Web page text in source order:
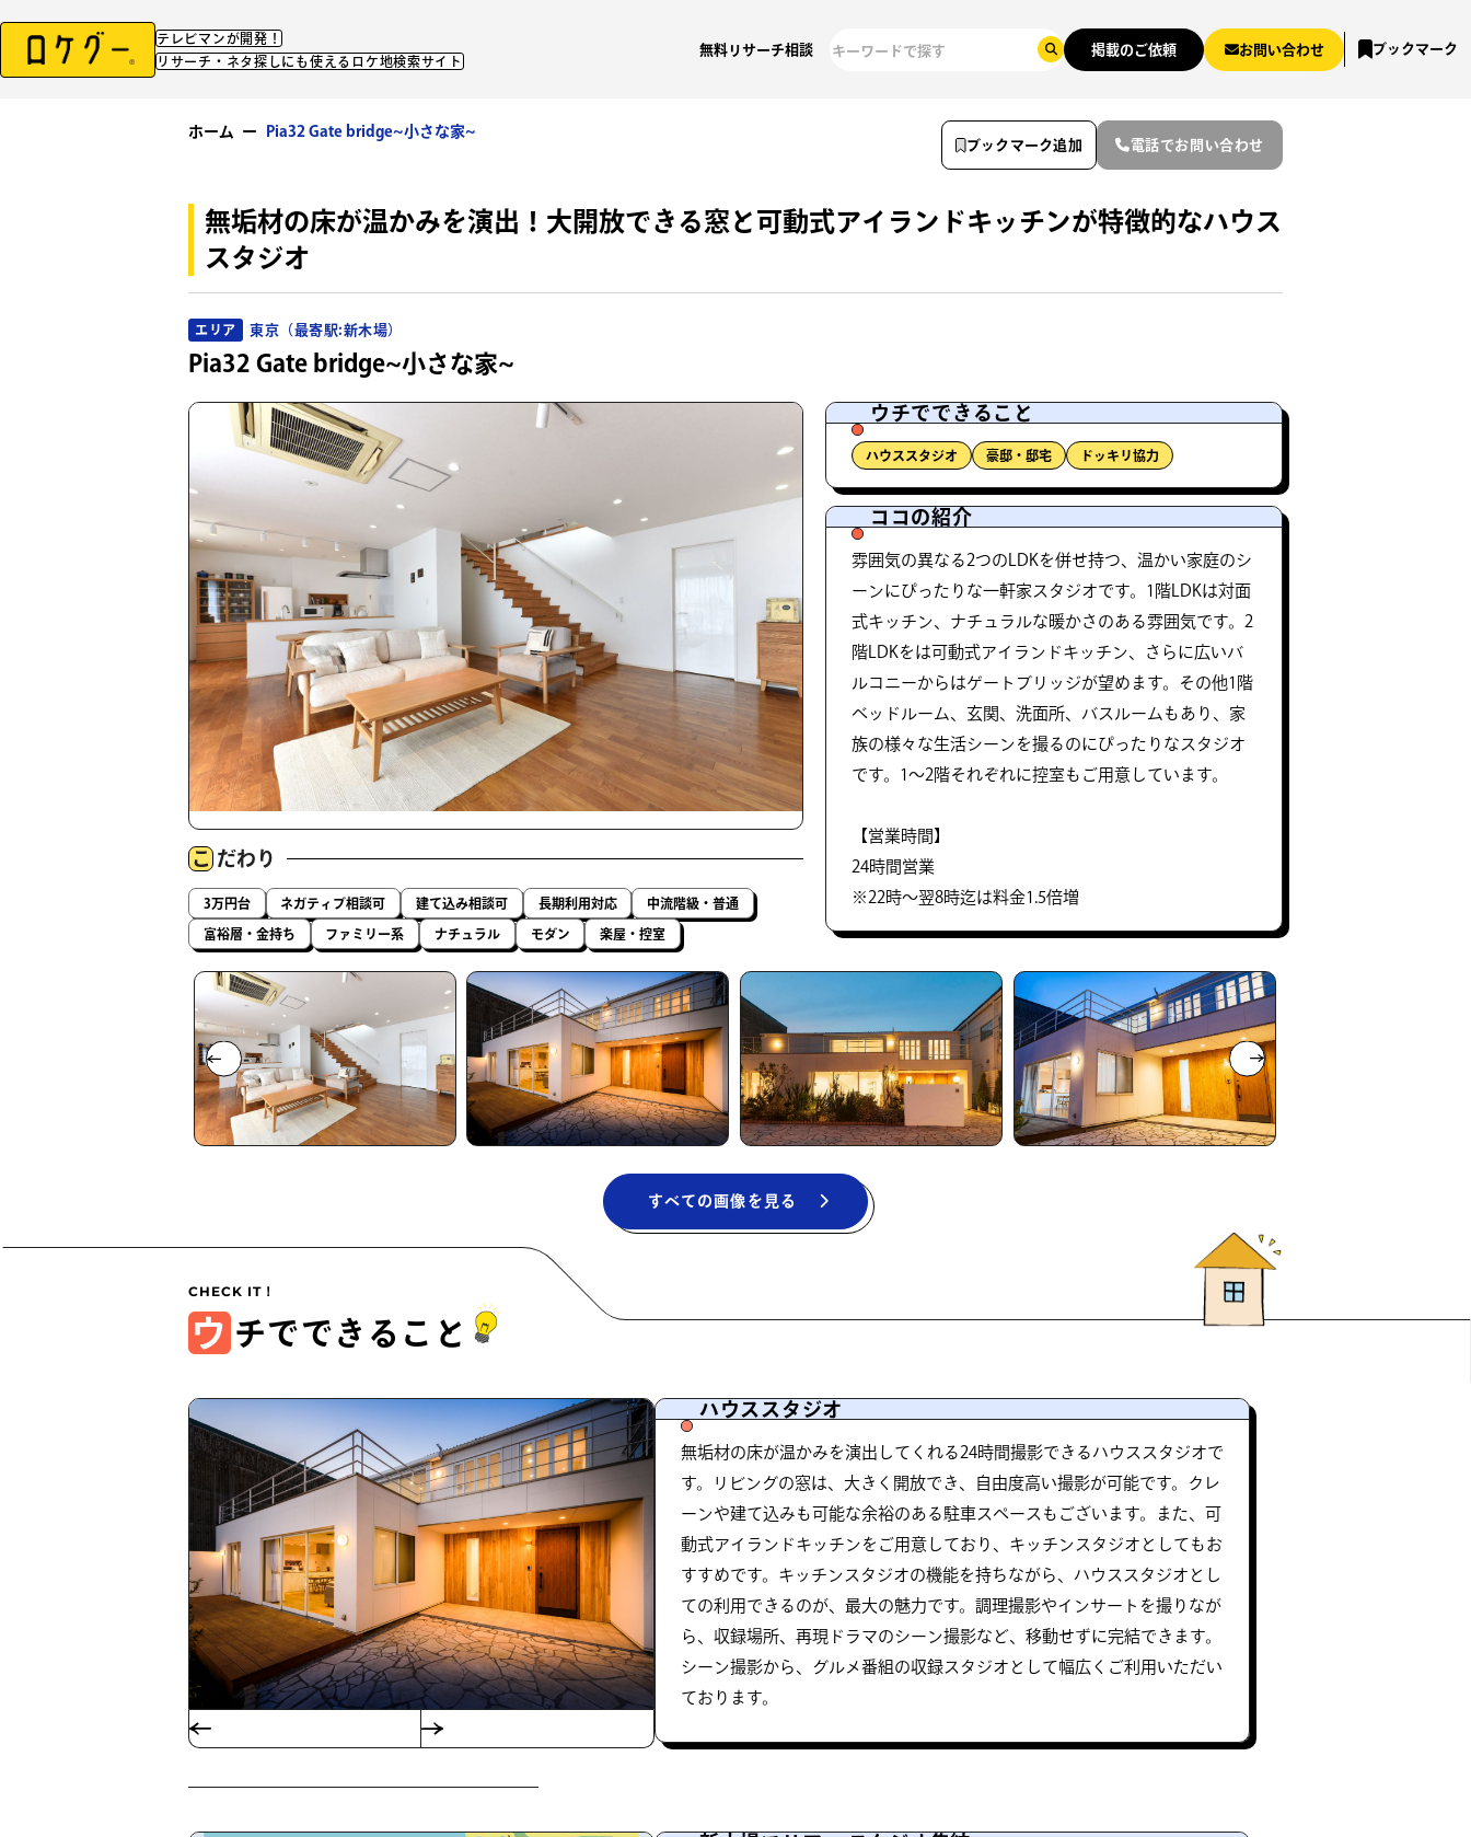
テレビマンが開発！
リサーチ・ネタ探しにも使えるロケ地検索サイト
無料リサーチ相談 掲載のご依頼 お問い合わせ ブックマーク
ホーム ー Pia32 Gate bridge~小さな家~
無垢材の床が温かみを演出！大開放できる窓と可動式アイランドキッチンが特徴的なハウス
スタジオ
エリア 東京（最寄駅:新木場）
Pia32 Gate bridge~小さな家~
こ だわり
3万円台 ネガティブ相談可 建て込み相談可 長期利用対応 中流階級・普通
富裕層・金持ち ファミリー系 ナチュラル モダン 楽屋・控室
ウチでできること
ハウススタジオ 豪邸・邸宅 ドッキリ協力
ココの紹介
雰囲気の異なる2つのLDKを併せ持つ、温かい家庭のシ
ーンにぴったりな一軒家スタジオです。1階LDKは対面
式キッチン、ナチュラルな暖かさのある雰囲気です。2
階LDKをは可動式アイランドキッチン、さらに広いバ
ルコニーからはゲートブリッジが望めます。その他1階
ベッドルーム、玄関、洗面所、バスルームもあり、家
族の様々な生活シーンを撮るのにぴったりなスタジオ
です。1〜2階それぞれに控室もご用意しています。
【営業時間】
24時間営業
※22時〜翌8時迄は料金1.5倍増
すべての画像を見る
ウ チでできること
ハウススタジオ
無垢材の床が温かみを演出してくれる24時間撮影できるハウススタジオで
す。リビングの窓は、大きく開放でき、自由度高い撮影が可能です。クレ
ーンや建て込みも可能な余裕のある駐車スペースもございます。また、可
動式アイランドキッチンをご用意しており、キッチンスタジオとしてもお
すすめです。キッチンスタジオの機能を持ちながら、ハウススタジオとし
ての利用できるのが、最大の魅力です。調理撮影やインサートを撮りなが
ら、収録場所、再現ドラマのシーン撮影など、移動せずに完結できます。
シーン撮影から、グルメ番組の収録スタジオとして幅広くご利用いただい
ております。
ブックマーク追加 電話でお問い合わせ